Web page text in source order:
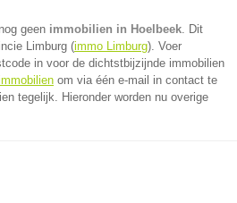
geen immobilien in Hoelbeek. Dit
Limburg (immo Limburg). Voer
in voor de dichtstbijzijnde immobilien
om via één e-mail in contact te
tegelijk. Hieronder worden nu overige